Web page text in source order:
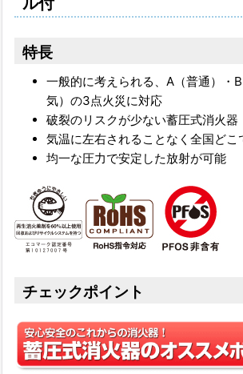
特長
一般的に考えられる、A（普通）・
気）の3点火災に対応
破裂のリスクが少ない蓄圧式消火器
気温に左右されることなく全国どこ
均一な圧力で安定した放射が可能
チェックポイント